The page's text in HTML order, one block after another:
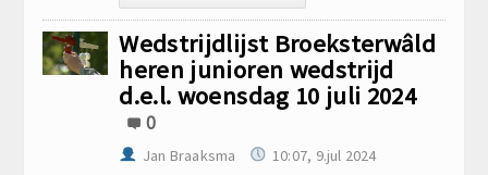
Wedstrijdlijst Broeksterwâld
heren junioren wedstrijd
d.e.l. woensdag 10 juli 2024
0
Jan Braaksma 10:07, 9.jul 2024